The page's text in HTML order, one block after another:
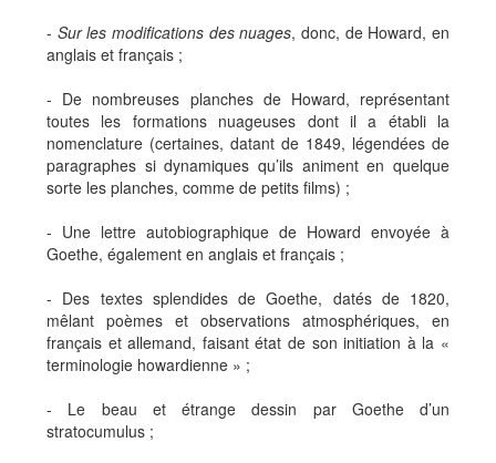
- Sur les modifications des nuages, donc, de Howard, en
anglais et français ;
- De nombreuses planches de Howard, représentant
toutes les formations nuageuses dont il a établi la
nomenclature (certaines, datant de 1849, légendées de
paragraphes si dynamiques qu’ils animent en quelque
sorte les planches, comme de petits films) ;
- Une lettre autobiographique de Howard envoyée à
Goethe, également en anglais et français ;
- Des textes splendides de Goethe, datés de 1820,
mêlant poèmes et observations atmosphériques, en
français et allemand, faisant état de son initiation à la «
terminologie howardienne » ;
- Le beau et étrange dessin par Goethe d’un
stratocumulus ;